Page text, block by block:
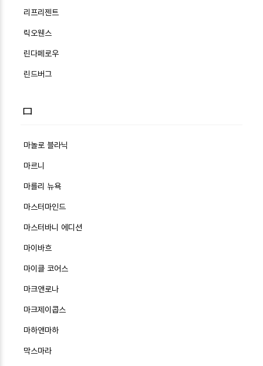
리프리젠트
릭오웬스
린다페로우
린드버그
ㅁ
마놀로 블라닉
마르니
마를리 뉴욕
마스터마인드
마스터바니 에디션
마이바흐
마이클 코어스
마크앤로나
마크제이콥스
마하앤마하
막스마라